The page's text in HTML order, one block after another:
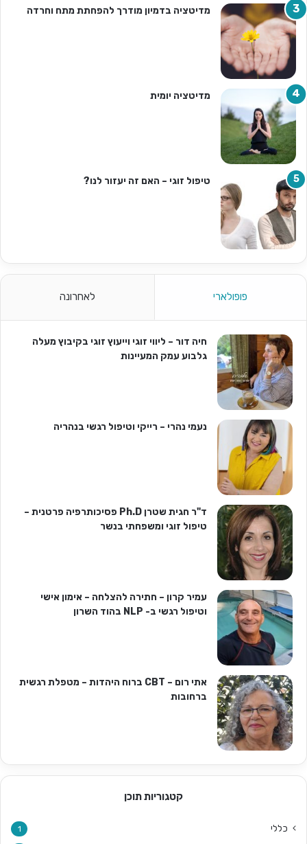
מדיטציה בדמיון מודרך להפחתת מתח וחרדה
מדיטציה יומית
טיפול זוגי – האם זה יעזור לנו?
פופולארי לאחרונה
חיה דור – ליווי זוגי וייעוץ זוגי בקיבוץ מעלה
גלבוע עמק המעיינות
נעמי נהרי – רייקי וטיפול רגשי בנהריה
ד"ר חגית שטרן Ph.D פסיכותרפיה פרטנית –
טיפול זוגי ומשפחתי בנשר
עמיר קרון – חתירה להצלחה – אימון אישי
וטיפול רגשי ב- NLP בהוד השרון
אתי רום – CBT ברוח היהדות – מטפלת רגשית
ברחובות
קטגוריות תוכן
כללי 1